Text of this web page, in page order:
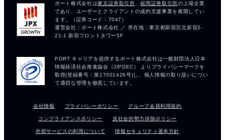
会社情報 プライバシーポリシー グループ会員利用規約
コンプライアンスポリシー 反社会的勢力排除ポリシー
外部サービスの利用について 情報セキュリティ基本方針